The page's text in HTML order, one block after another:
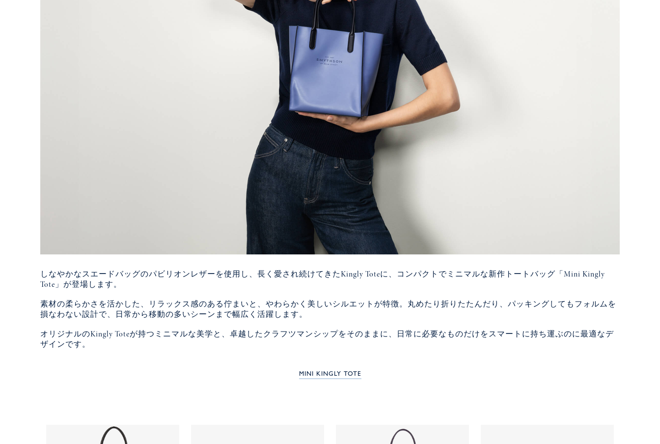
しなやかなスエードバッグのパビリオンレザーを使用し、長く愛され続けてきたKingly Toteに、コンパクトでミニマルな新作トートバッグ「Mini Kingly
Tote」が登場します。
素材の柔らかさを活かした、リラックス感のある佇まいと、やわらかく美しいシルエットが特徴。丸めたり折りたたんだり、パッキングしてもフォルムを
損なわない設計で、日常から移動の多いシーンまで幅広く活躍します。
オリジナルのKingly Toteが持つミニマルな美学と、卓越したクラフツマンシップをそのままに、日常に必要なものだけをスマートに持ち運ぶのに最適なデ
ザインです。
MINI KINGLY TOTE